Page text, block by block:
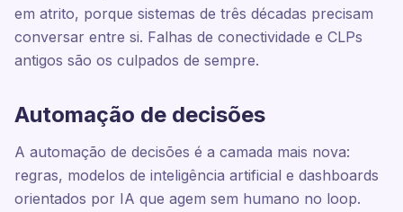
em atrito, porque sistemas de três décadas precisam
conversar entre si. Falhas de conectividade e CLPs
antigos são os culpados de sempre.
Automação de decisões
A automação de decisões é a camada mais nova:
regras, modelos de inteligência artificial e dashboards
orientados por IA que agem sem humano no loop.